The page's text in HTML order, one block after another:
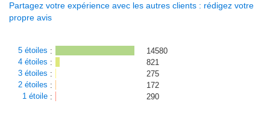
Partagez votre expérience avec les autres clients : rédigez votre
propre avis
5 étoiles :
14580
4 étoiles :
821
3 étoiles :
275
2 étoiles :
172
1 étoile : 290